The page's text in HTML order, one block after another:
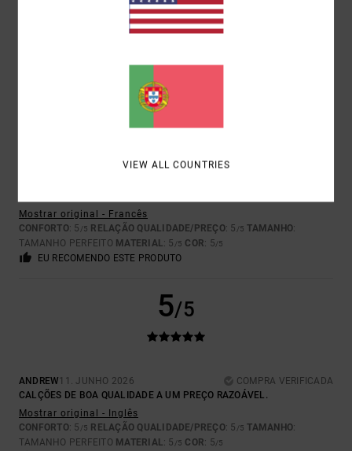
Mostrar original - Francês
RELAÇÃO QUALIDADE/PREÇO
5
Mostrar original - Francês
CONFORTO: 5 /5 RELAÇÃO QUALIDADE/PREÇO: 5 /5 TAMANHO:
TAMANHO PERFEITO MATERIAL: 5 /5 COR: 5/5
EU RECOMENDO ESTE PRODUTO
5/5
ANDREW11. JUNHO 2026
COMPRA VERIFICADA
CALÇÕES DE BOA QUALIDADE A UM PREÇO RAZOÁVEL.
Mostrar original - Inglês
CONFORTO: 5 /5 RELAÇÃO QUALIDADE/PREÇO: 5 /5 TAMANHO:
TAMANHO PERFEITO MATERIAL: 5 /5 COR: 5/5
VIEW ALL COUNTRIES